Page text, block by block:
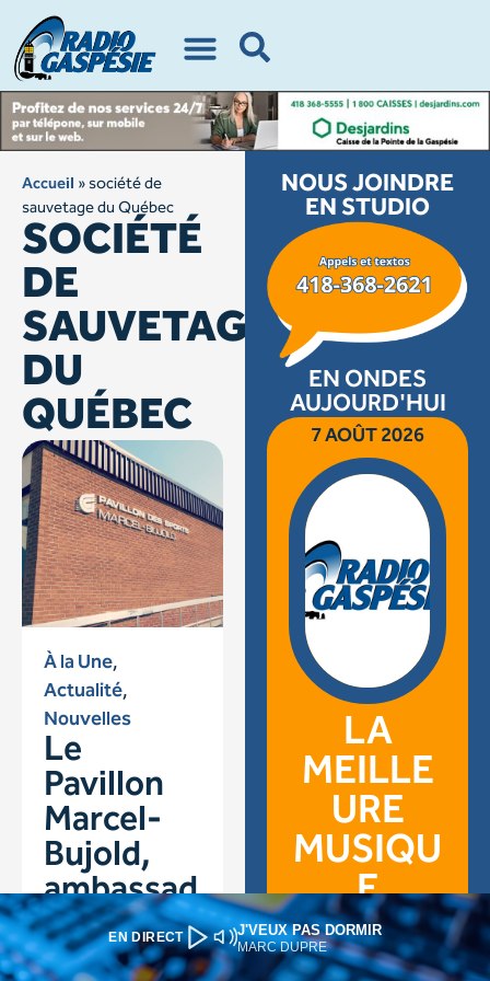
EN DIRECT J'VEUX PAS DORMIR
MARC DUPRE